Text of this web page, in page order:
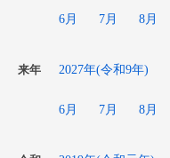
6月 7月 8月
来年 2027年(令和9年)
6月 7月 8月